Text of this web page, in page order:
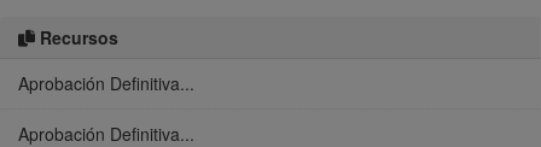
Recursos
Aprobación Definitiva...
Aprobación Definitiva...